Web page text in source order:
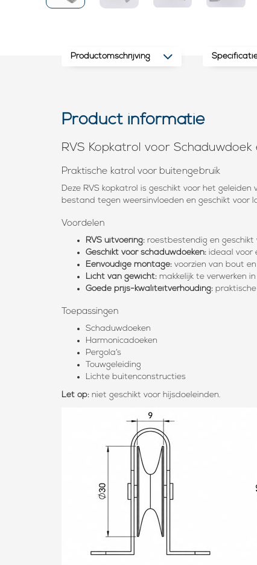
Productomschrijving
Product informatie
RVS Kopkatrol voor Schaduwdoek
Praktische katrol voor buitengebruik
Deze RVS kopkatrol is geschikt voor het
bestand tegen weersinvloeden en geschikt voor
Voordelen
RVS uitvoering: roestbestendig en geschikt
Geschikt voor schaduwdoeken: ideaal voor
Eenvoudige montage: voorzien van bout
Licht van gewicht: makkelijk te verwerken
Goede prijs-kwaliteitverhouding:
Toepassingen
Schaduwdoeken
Harmonicadoeken
Pergola’s
Touwgeleiding
Lichte buitenconstructies
Let op: niet geschikt voor hijsdoeleinden.